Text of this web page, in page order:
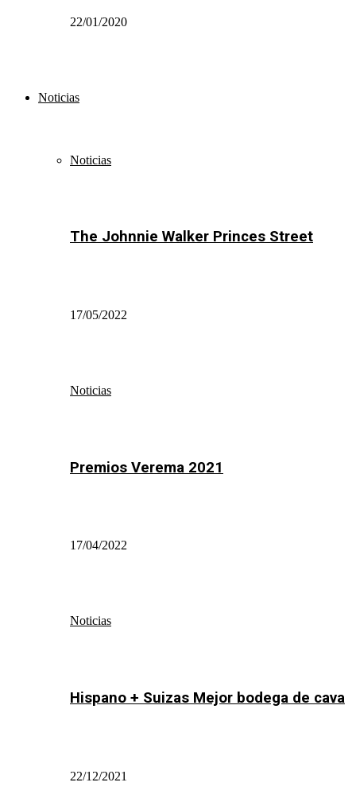
22/01/2020
Noticias
Noticias
The Johnnie Walker Princes Street
17/05/2022
Noticias
Premios Verema 2021
17/04/2022
Noticias
Hispano + Suizas Mejor bodega de cava
22/12/2021